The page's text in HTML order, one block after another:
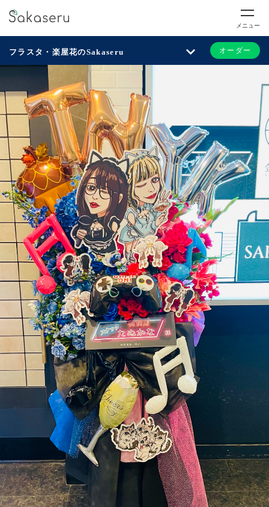
メニュー
フラスタ・楽屋花のSakaseru オーダー